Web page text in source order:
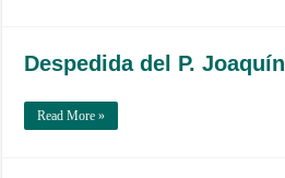
Despedida del P. Joaquín
Read More »